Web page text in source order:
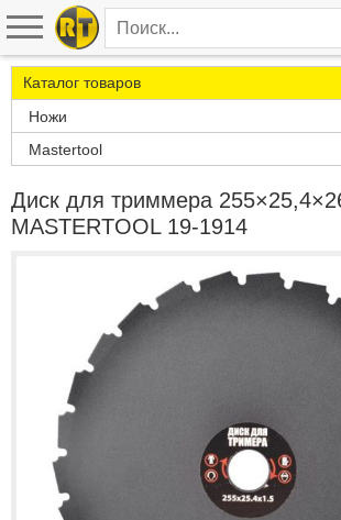
Каталог товаров
Ножи
Mastertool
Диск для триммера
MASTERTOOL 19-1914